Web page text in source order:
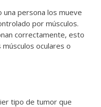
una persona los mueve
por músculos.
correctamente, esto
oculares o
tipo de tumor que